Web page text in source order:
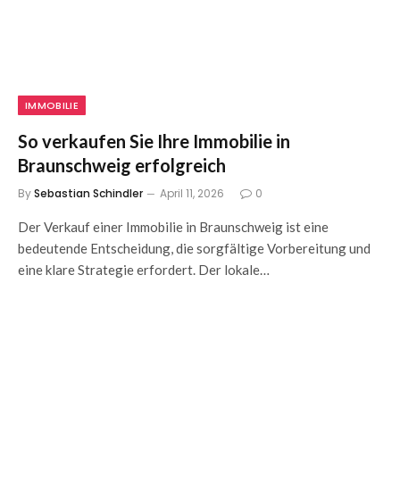
IMMOBILIE
So verkaufen Sie Ihre Immobilie in
Braunschweig erfolgreich
BySebastian Schindler April 11, 2026 0
Der Verkauf einer Immobilie in Braunschweig ist eine
bedeutende Entscheidung, die sorgfältige Vorbereitung und
eine klare Strategie erfordert. Der lokale…